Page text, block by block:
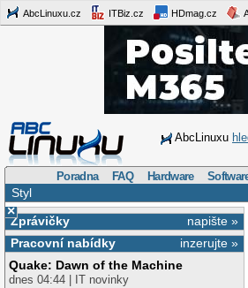
AbcLinuxu.cz ITBiz.cz HDmag.cz
AbcLinuxu
Poradna FAQ Hardware
Styl
×
napište »
Zprávičky
inzerujte »
Pracovní nabídky
Quake: Dawn of the Machine
dnes 04:44 | IT novinky